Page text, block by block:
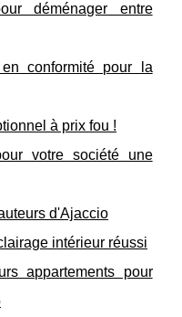
déménager entre
conformité pour la
à prix fou !
votre société une
d'Ajaccio
intérieur réussi
appartements pour